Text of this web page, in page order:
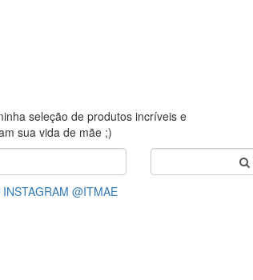
seleção de produtos incríveis e
sua vida de mãe ;)
@ITMAE